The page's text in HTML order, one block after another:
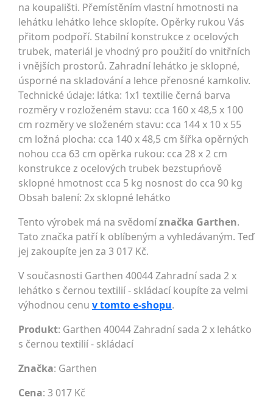
na koupališti. Přemístěním vlastní hmotnosti na
lehátku lehátko lehce sklopíte. Opěrky rukou Vás
přitom podpoří. Stabilní konstrukce z ocelových
trubek, materiál je vhodný pro použití do vnitřních
i vnějších prostorů. Zahradní lehátko je sklopné,
úsporné na skladování a lehce přenosné kamkoliv.
Technické údaje: látka: 1x1 textilie černá barva
rozměry v rozloženém stavu: cca 160 x 48,5 x 100
cm rozměry ve složeném stavu: cca 144 x 10 x 55
cm ložná plocha: cca 140 x 48,5 cm šířka opěrných
nohou cca 63 cm opěrka rukou: cca 28 x 2 cm
konstrukce z ocelových trubek bezstupńově
sklopné hmotnost cca 5 kg nosnost do cca 90 kg
Obsah balení: 2x sklopné lehátko
Tento výrobek má na svědomíznačka Garthen.
Tato značka patří k oblíbeným a vyhledávaným. Teď
jej zakoupíte jen za 3 017 Kč.
V současnosti Garthen 40044 Zahradní sada 2 x
lehátko s černou textilií - skládací koupíte za velmi
výhodnou cenu v tomto e-shopu.
Produkt: Garthen 40044 Zahradní sada 2 x lehátko
s černou textilií - skládací
Značka: Garthen
Cena: 3 017 Kč